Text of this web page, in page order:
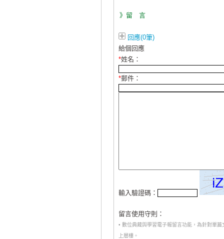
》留 言
回應(0筆)
給個回應
*姓名：
*郵件：
輸入驗證碼：
留言使用守則：
• 數位典藏與學習電子報留言功能，為針對單
上層樓。